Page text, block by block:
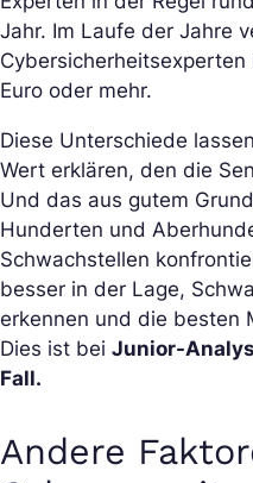
Jahr. Im Laufe der Jahre
Euro oder mehr.
Diese Unterschiede
Wert erklären, den die
Und das aus gutem
Hunderten und
Schwachstellen
besser in der Lage,
erkennen und die besten
Dies ist bei Junior-
Fall.
Andere